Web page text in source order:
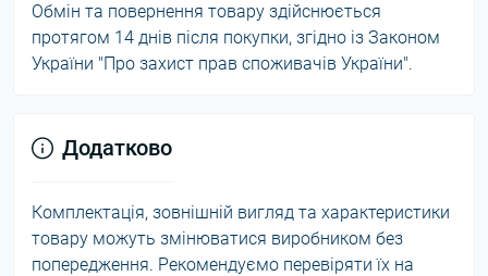
Обмін та повернення товару здійснюється
протягом 14 днів після покупки, згідно із Законом
України "Про захист прав споживачів України".
Додатково
Комплектація, зовнішній вигляд та характеристики
товару можуть змінюватися виробником без
попередження. Рекомендуємо перевіряти їх на